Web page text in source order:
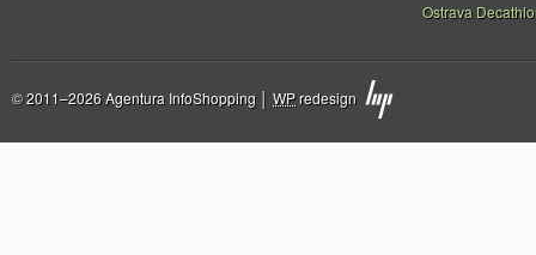
Ostrava
© 2011–2026 Agentura InfoShopping │ WPredesign